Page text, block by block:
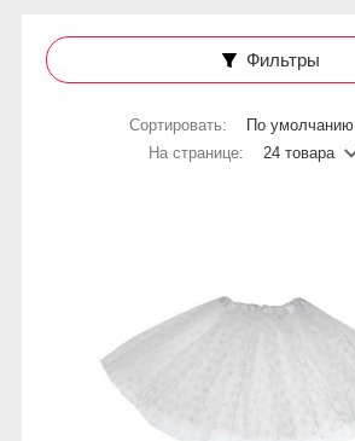
Фильтры
Сортировать:
По умолчанию
На странице:
24 товара